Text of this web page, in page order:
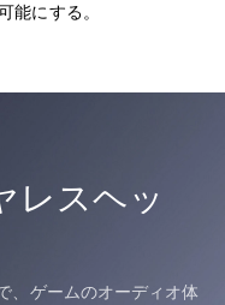
能にする。
レスヘッ
、ゲームのオーディオ体